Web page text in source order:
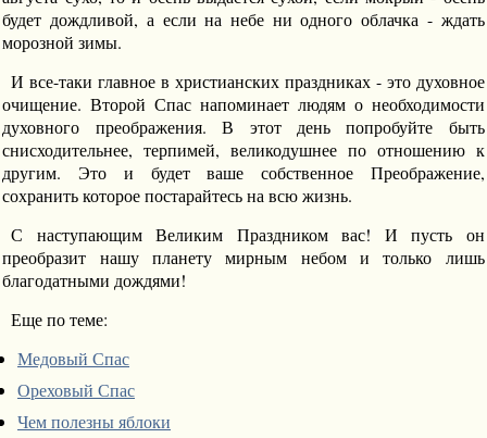
будет дождливой, а если на небе ни одного облачка - ждать
морозной зимы.
И все-таки главное в христианских праздниках - это духовное
очищение. Второй Спас напоминает людям о необходимости
духовного преображения. В этот день попробуйте быть
снисходительнее, терпимей, великодушнее по отношению к
другим. Это и будет ваше собственное Преображение,
сохранить которое постарайтесь на всю жизнь.
С наступающим Великим Праздником вас! И пусть он
преобразит нашу планету мирным небом и только лишь
благодатными дождями!
Еще по теме:
Медовый Спас
Ореховый Спас
Чем полезны яблоки